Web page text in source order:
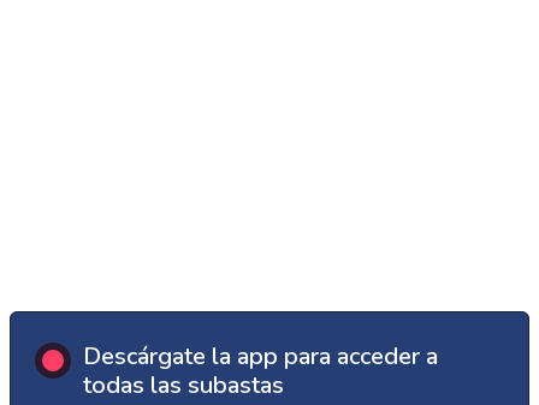
Descárgate la app para acceder a
todas las subastas